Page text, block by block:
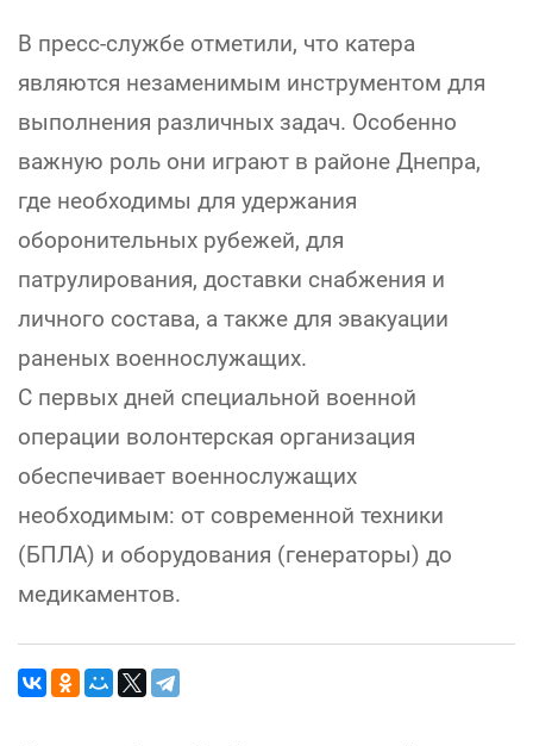
В пресс-службе отметили, что катера
являются незаменимым инструментом для
выполнения различных задач. Особенно
важную роль они играют в районе Днепра,
где необходимы для удержания
оборонительных рубежей, для
патрулирования, доставки снабжения и
личного состава, а также для эвакуации
раненых военнослужащих.
С первых дней специальной военной
операции волонтерская организация
обеспечивает военнослужащих
необходимым: от современной техники
(БПЛА) и оборудования (генераторы) до
медикаментов.